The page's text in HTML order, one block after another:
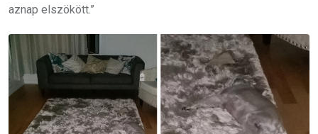
aznap elszökött.”